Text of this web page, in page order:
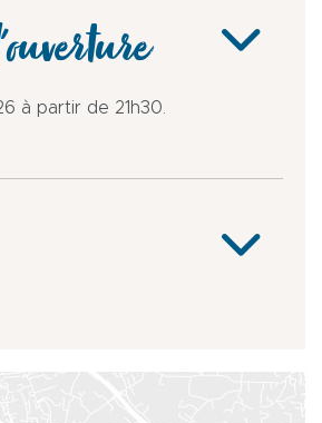
à partir de 21h30.